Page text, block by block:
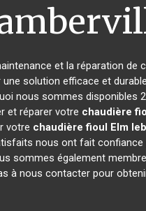
et la réparation de
solution efficace et
nous sommes disponibles
et réparer votre chaudière
votre chaudière fioul Elm
nous ont fait
sommes également
à nous contacter pour